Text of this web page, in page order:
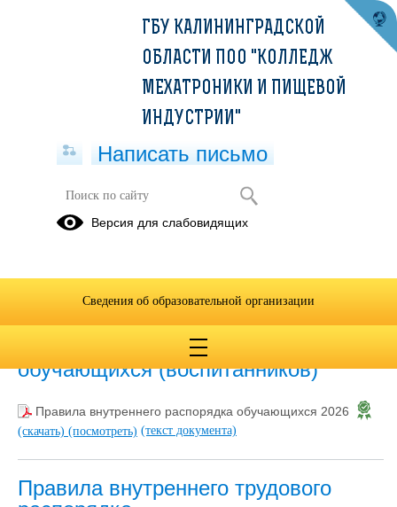
Устав образовательной организации
Правила внутреннего распорядка
обучающихся (воспитанников)
Правила внутреннего распорядка обучающихся 2026
(скачать) (посмотреть) (текст документа)
Правила внутреннего трудового
ГБУ КАЛИНИНГРАДСКОЙ
ОБЛАСТИ ПОО "КОЛЛЕДЖ
МЕХАТРОНИКИ И ПИЩЕВОЙ
ИНДУСТРИИ"
Написать письмо
Версия для слабовидящих
Сведения об образовательной организации